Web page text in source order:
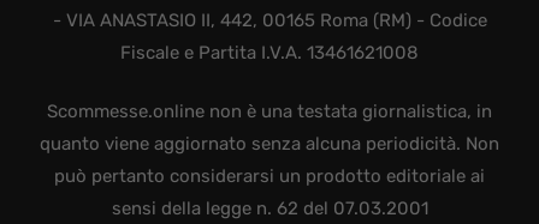
- VIA ANASTASIO II, 442, 00165 Roma (RM) - Codice
Fiscale e Partita I.V.A. 13461621008
Scommesse.online non è una testata giornalistica, in
quanto viene aggiornato senza alcuna periodicità. Non
può pertanto considerarsi un prodotto editoriale ai
sensi della legge n. 62 del 07.03.2001